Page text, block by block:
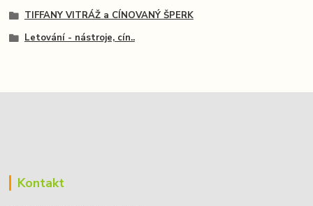
TIFFANY VITRÁŽ a CÍNOVANÝ ŠPERK
Letování - nástroje, cín..
Kontakt